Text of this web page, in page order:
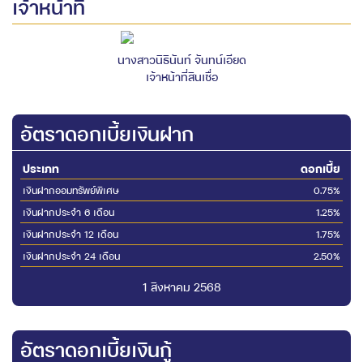
เจ้าหน้าที่
นางสาวนิธินันท์ จันทน์เอียด
เจ้าหน้าที่สินเชื่อ
อัตราดอกเบี้ยเงินฝาก
ประเภท ดอกเบี้ย
เงินฝากออมทรัพย์พิเศษ
0.75%
เงินฝากประจำ 6 เดือน
1.25%
เงินฝากประจำ 12 เดือน
1.75%
เงินฝากประจำ 24 เดือน
2.50%
1 สิงหาคม 2568
อัตราดอกเบี้ยเงินกู้